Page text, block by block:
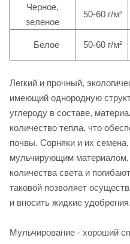
Черное,
зеленое
50-60 г/м²
Белое 50-60 г/м²
Легкий и прочный,
имеющий однородную
углероду в составе,
количество тепла, что
почвы. Сорняки и их
мульчирующим
количества света и
таковой позволяет
и вносить жидкие удобрения.
Мульчирование - хороший